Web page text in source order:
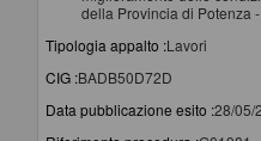
della Provincia di Potenza
Tipologia appalto :Lavori
CIG :BADB50D72D
Data pubblicazione esito :28/05/